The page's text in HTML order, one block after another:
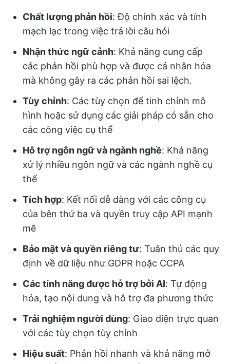
Chất lượng phản hồi: Độ chính xác và tính
mạch lạc trong việc trả lời câu hỏi
Nhận thức ngữ cảnh: Khả năng cung cấp
các phản hồi phù hợp và được cá nhân hóa
mà không gây ra các phản hồi sai lệch.
Tùy chỉnh: Các tùy chọn để tinh chỉnh mô
hình hoặc sử dụng các giải pháp có sẵn cho
các công việc cụ thể
Hỗ trợ ngôn ngữ và ngành nghề: Khả năng
xử lý nhiều ngôn ngữ và các ngành nghề cụ
thể
Tích hợp: Kết nối dễ dàng với các công cụ
của bên thứ ba và quyền truy cập API mạnh
mẽ
Bảo mật và quyền riêng tư: Tuân thủ các quy
định về dữ liệu như GDPR hoặc CCPA
Các tính năng được hỗ trợ bởi AI: Tự động
hóa, tạo nội dung và hỗ trợ đa phương thức
Trải nghiệm người dùng: Giao diện trực quan
với các tùy chọn tùy chỉnh
Hiệu suất: Phản hồi nhanh và khả năng mở